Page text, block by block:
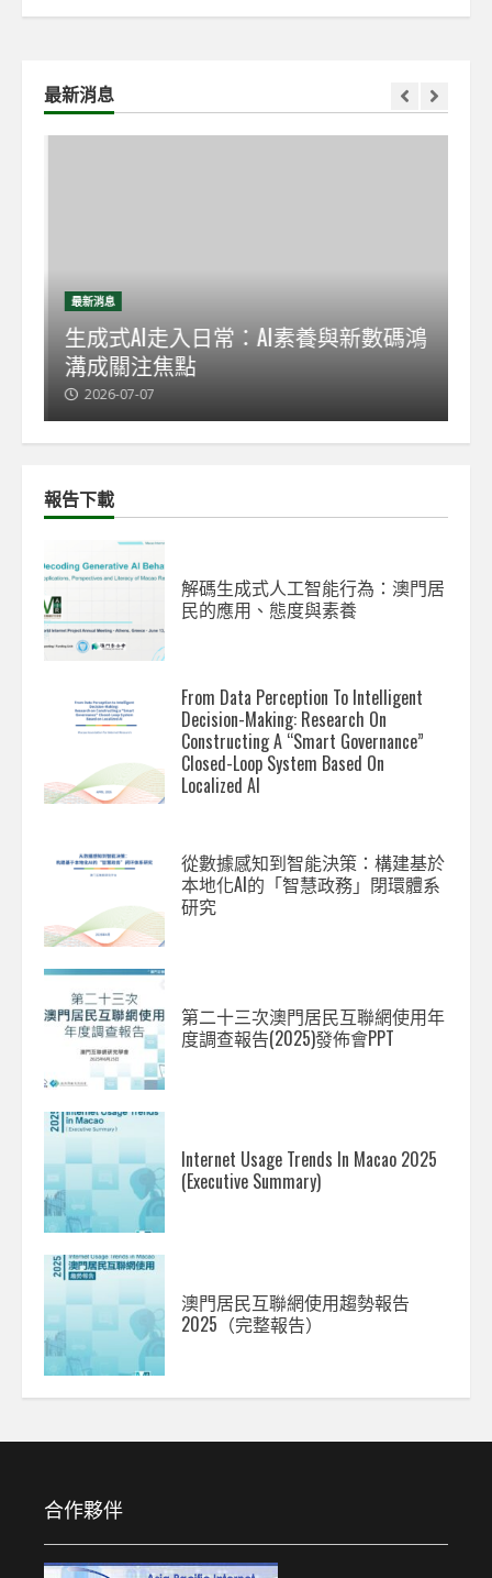
最新消息
最新消息
生成式AI走入日常：AI素養與新數碼鴻
溝成關注焦點
2026-07-07
報告下載
解碼生成式人工智能行為：澳門居
民的應用、態度與素養
From Data Perception To Intelligent
Decision-Making: Research On
Constructing A “Smart Governance”
Closed-Loop System Based On
Localized AI
從數據感知到智能決策：構建基於
本地化AI的「智慧政務」閉環體系
研究
第二十三次澳門居民互聯網使用年
度調查報告(2025)發佈會PPT
Internet Usage Trends In Macao 2025
(Executive Summary)
澳門居民互聯網使用趨勢報告
2025（完整報告）
合作夥伴